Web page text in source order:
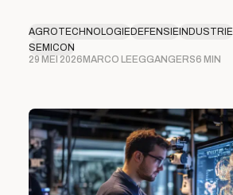
AGROTECHNOLOGIEDEFENSIEINDUSTRIE
SEMICON
29 MEI 2026MARCO LEEGGANGERS6 MIN